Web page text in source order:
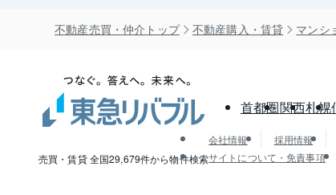
不動産売買・仲介トップ 不動産購入・賃貸 マンシ
売買・賃貸 全国29,679件から物件検索
首都圏関西札幌
会社情報 採用情報
サイトについて・免責事項